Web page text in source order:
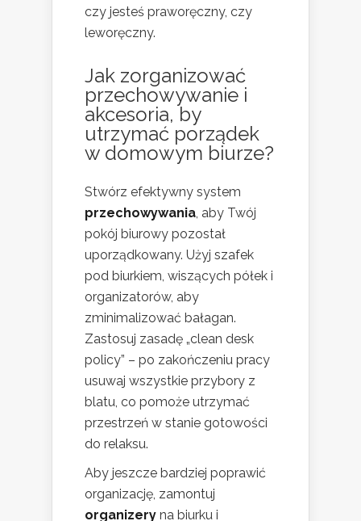
czy jesteś praworęczny, czy
leworęczny.
Jak zorganizować
przechowywanie i
akcesoria, by
utrzymać porządek
w domowym biurze?
Stwórz efektywny system
przechowywania, aby Twój
pokój biurowy pozostał
uporządkowany. Użyj szafek
pod biurkiem, wiszących półek i
organizatorów, aby
zminimalizować bałagan.
Zastosuj zasadę „clean desk
policy” – po zakończeniu pracy
usuwaj wszystkie przybory z
blatu, co pomoże utrzymać
przestrzeń w stanie gotowości
do relaksu.
Aby jeszcze bardziej poprawić
organizację, zamontuj
organizery na biurku i